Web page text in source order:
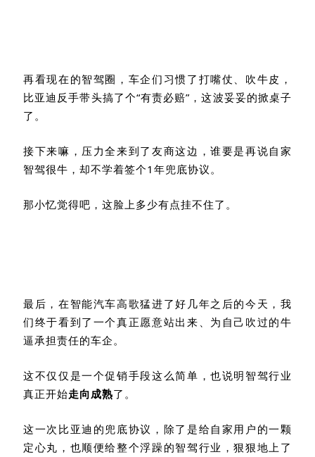
再看现在的智驾圈，车企们习惯了打嘴仗、吹牛皮，
比亚迪反手带头搞了个“有责必赔”，这波妥妥的掀桌子
了。
接下来嘛，压力全来到了友商这边，谁要是再说自家
智驾很牛，却不学着签个1 年兜底协议。
那小忆觉得吧，这脸上多少有点挂不住了。
最后，在智能汽车高歌猛进了好几年之后的今天，我
们终于看到了一个真正愿意站出来、为自己吹过的牛
逼承担责任的车企 。
这不仅仅是一个促销手段这么简单，也说明智驾行业
真正开始走向成熟了。
这一次比亚迪的兜底协议，除了是给自家用户的一颗
定心丸，也顺便给整个浮躁的智驾行业，狠狠地上了